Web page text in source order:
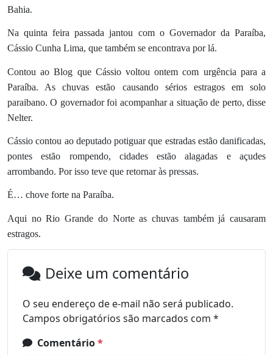
Bahia.
Na quinta feira passada jantou com o Governador da Paraíba,
Cássio Cunha Lima, que também se encontrava por lá.
Contou ao Blog que Cássio voltou ontem com urgência para a
Paraíba. As chuvas estão causando sérios estragos em solo
paraibano. O governador foi acompanhar a situação de perto, disse
Nelter.
Cássio contou ao deputado potiguar que estradas estão danificadas,
pontes estão rompendo, cidades estão alagadas e açudes
arrombando. Por isso teve que retornar às pressas.
É… chove forte na Paraíba.
Aqui no Rio Grande do Norte as chuvas também já causaram
estragos.
Deixe um comentário
O seu endereço de e-mail não será publicado.
Campos obrigatórios são marcados com *
Comentário*